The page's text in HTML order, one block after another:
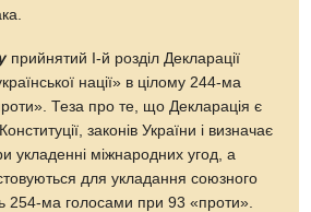
прийнятий І-й розділ Декларації
нації» в цілому 244-ма
Теза про те, що Декларація є
законів України і визначає
укладенні міжнародних угод, а
для укладання союзного
254-ма голосами при 93 «проти».